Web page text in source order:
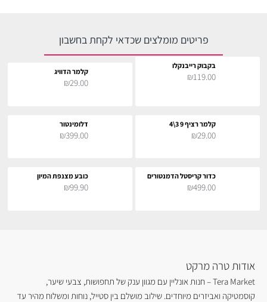
פריטים מומלצים שכדאי לקחת בחשבון
בקבוק רייבנקלו
₪119.00 קלמר הדוויג
₪29.00
קלמר רציף 9 3\4
₪29.00
דלומינטור
₪399.00
כדור קריסטל הדמנטורים
₪499.00
כובע מצנפת המיון
₪99.90
אודות טרה מרקט
Tera Market – חנות אונליין עם מגוון ענק של תחפושות, צבעי שיער,
קוסמטיקה ואביזרים מיוחדים. שילוב מושלם בין סטייל, נוחות ומשלוח מהיר עד